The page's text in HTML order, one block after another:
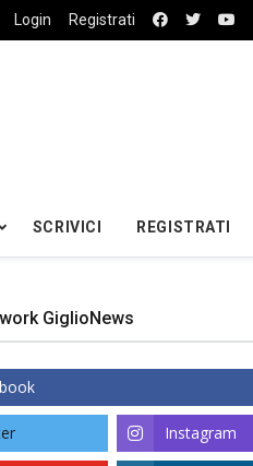
Login Registrati
SCRIVICI REGISTRATI
GiglioNews
Instagram